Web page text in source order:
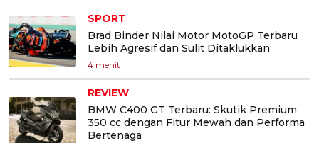
SPORT
Brad Binder Nilai Motor MotoGP Terbaru
Lebih Agresif dan Sulit Ditaklukkan
4 menit
REVIEW
BMW C400 GT Terbaru: Skutik Premium
350 cc dengan Fitur Mewah dan Performa
Bertenaga